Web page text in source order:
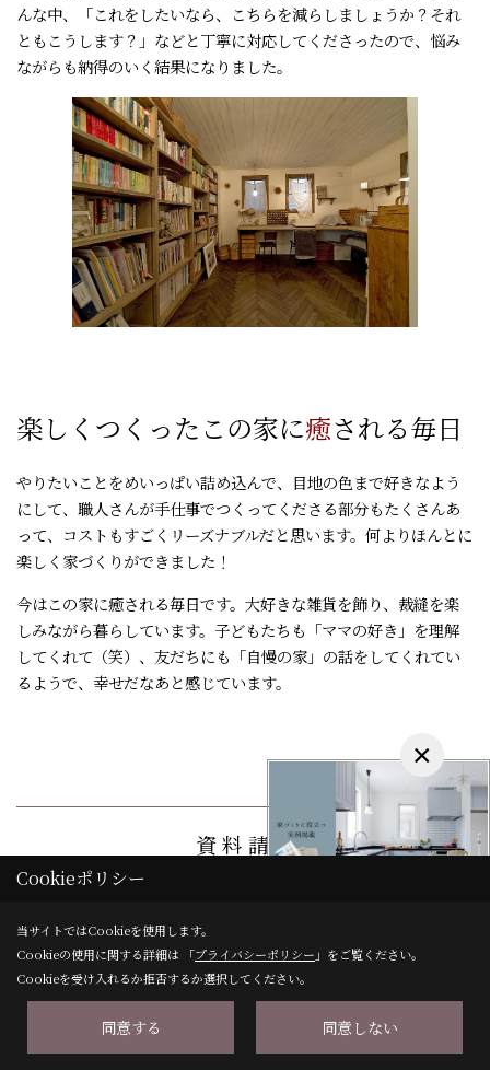
んな中、「これをしたいなら、こちらを減らしましょうか？それ
ともこうします？」などと丁寧に対応してくださったので、悩み
ながらも納得のいく結果になりました。
楽しくつくったこの家に癒される毎日
やりたいことをめいっぱい詰め込んで、目地の色まで好きなよう
にして、職人さんが手仕事でつくってくださる部分もたくさんあ
って、コストもすごくリーズナブルだと思います。何よりほんとに
楽しく家づくりができました！
今はこの家に癒される毎日です。大好きな雑貨を飾り、裁縫を楽
しみながら暮らしています。子どもたちも「ママの好き」を理解
してくれて（笑）、友だちにも「自慢の家」の話をしてくれてい
るようで、幸せだなあと感じています。
資 料 請 求
理想にぴったりな家づくりを実現するための資料をご案内
あなたの家づくりに役立つ情報が満載です。
Cookieポリシー
当サイトではCookieを使用します。
Cookieの使用に関する詳細は 「プライバシーポリシー 」をご覧ください。
Cookieを受け入れるか拒否するか選択してください。
同意する 同意しない
×